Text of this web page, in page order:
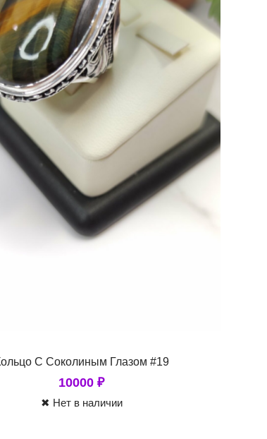
С Соколиным Глазом #19
10000 ₽
✖ Нет в наличии